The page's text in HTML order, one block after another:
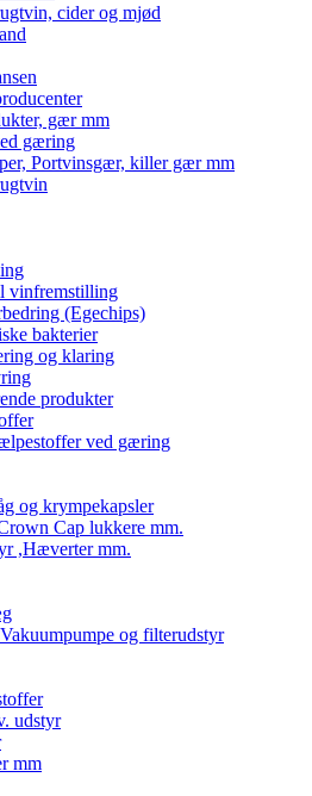
cider og mjød
gær mm
gæring
Portvinsgær, killer gær mm
vinfremstilling
(Egechips)
bakterier
og klaring
produkter
ved gæring
og krympekapsler
Cap lukkere mm.
,Hæverter mm.
og filterudstyr
udstyr
mm